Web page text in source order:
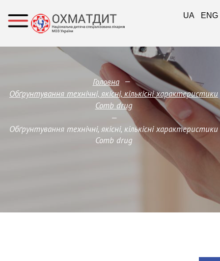
Головна —
Обґрунтування технічні, якісні, кількісні характеристики
Comb drug
—
Обґрунтування технічні, якісні, кількісні характеристики
Comb drug
UA ENG